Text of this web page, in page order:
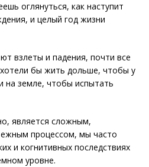
оглянуться, как наступит
и целый год жизни
взлеты и падения, почти все
бы жить дольше, чтобы у
на земле, чтобы испытать
является сложным,
процессом, мы часто
и когнитивных последствиях
уровне.